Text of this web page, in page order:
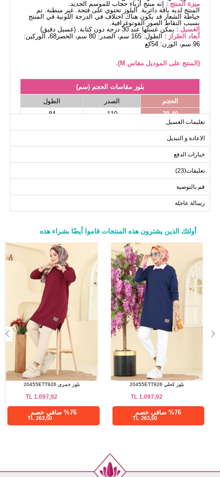
ميزة المنتج : إنه منتج أزياء حجاب للموسم الجديد.
المنتج لديه ياقة دائرية. البلوز تحتوي على فتحة. غير مبطنة. تم
خياطة الشعار قد يكون هناك اختلاف في الدرجة اللونية في المنتج
بسبب التقاط الصور الفوتوغرافية.
الغسيل : يمكن غسلها عند 30 درجة دون كتابة. (غسيل دقيق)
أبعاد الطراز :
الطول: 165 سم، الصدر: 80 سم، الخصر68، الوركين:
96 سم، الوزن: 54كغ
(المنتج على الموديل مقاس M).
بلوز مقاسات الحجم (سم)
الحجم
الصدر
الطول
38-40
110
84
42-44
46-48
50-52
تعليمات الغسيل
الاعادة و التبديل
خيارات الدفع
تعليقات(23)
قم بالتوصية
رسالة عاجلة
أولئك الذين يشترون هذه المنتجات قاموا أيضًا بشراء هذه
a>
بلوز كحلي 20455ETT926
1.097,92
TL
%76 صافي خصم
263,50 TL
بلوز أسود 20455ETT926
1.097,92
TL
%76 صافي خصم
263,50 TL